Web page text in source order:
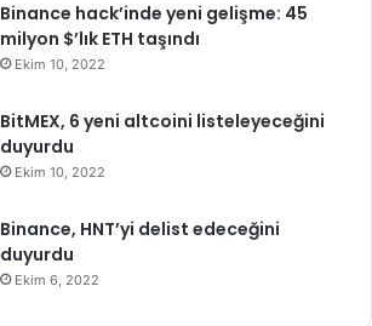
Binance hack’inde yeni gelişme: 45
milyon $’lık ETH taşındı
Ekim 10, 2022
BitMEX, 6 yeni altcoini listeleyeceğini
duyurdu
Ekim 10, 2022
Binance, HNT’yi delist edeceğini
duyurdu
Ekim 6, 2022